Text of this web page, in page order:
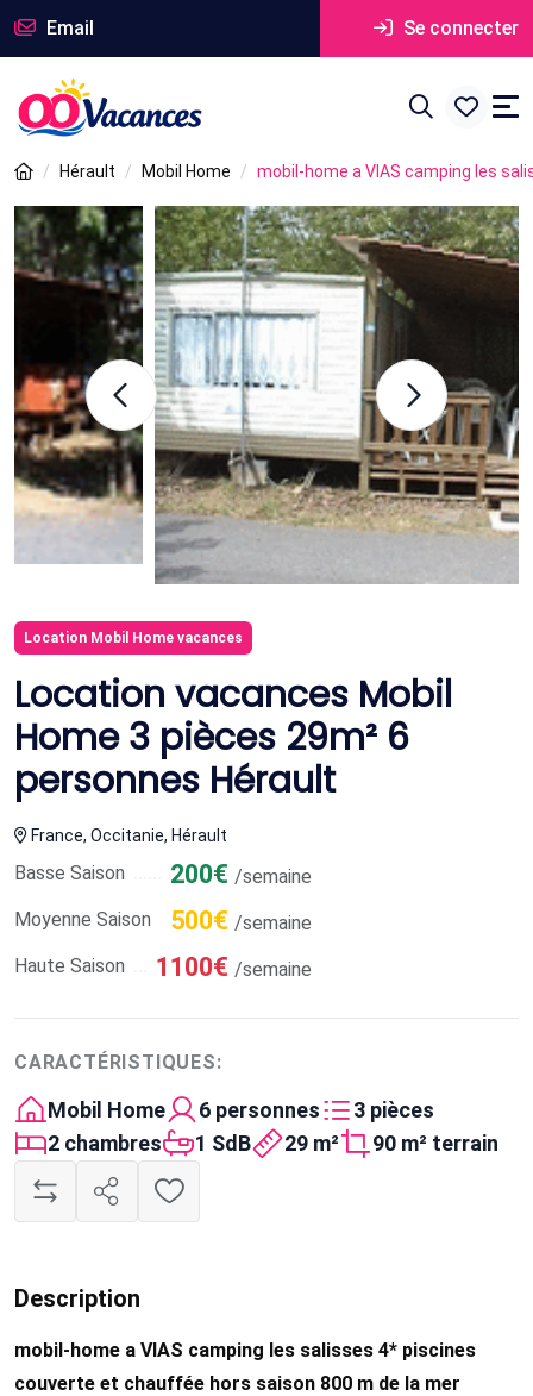
Email Se connecter
Hérault Mobil Home mobil-home a VIAS camping les
Location Mobil Home vacances
Location vacances Mobil
Home 3 pièces 29m² 6
personnes Hérault
France, Occitanie, Hérault
Basse Saison 200€ /semaine
Moyenne Saison
500€ /semaine
Haute Saison
1100€ /semaine
CARACTÉRISTIQUES:
Mobil Home 6 personnes
3 pièces
2 chambres
1 SdB 29 m² 90 m² terrain
Description
mobil-home a VIAS camping les salisses 4* piscines
couverte et chauffée hors saison 800 m de la mer